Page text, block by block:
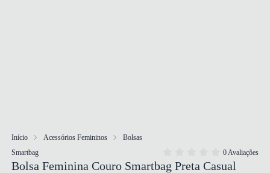
Início Acessórios Femininos
Bolsas
Smartbag
0 Avaliações
Bolsa Feminina Couro Smartbag Preta Casual